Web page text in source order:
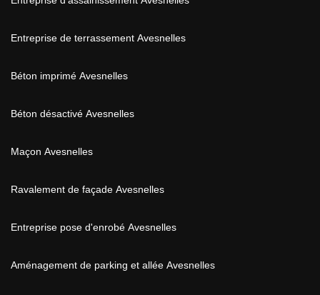
Entreprise de terrassement Avesnelles
Béton imprimé Avesnelles
Béton désactivé Avesnelles
Maçon Avesnelles
Ravalement de façade Avesnelles
Entreprise pose d'enrobé Avesnelles
Aménagement de parking et allée Avesnelles